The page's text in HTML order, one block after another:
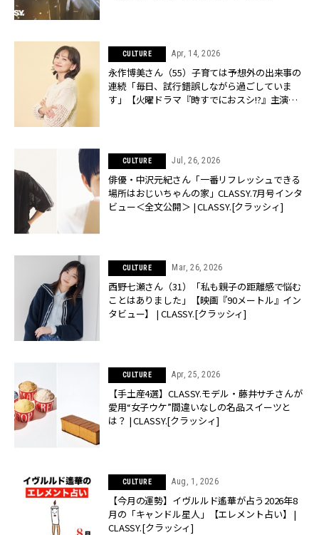
CULTURE Apr, 14, 2026
永作博美さん（55）子育ては予想外の出来事の
連続「毎日、試行錯誤しながら過ごしていま
す」【火曜ドラマ『時すでにおスシ!?』主演】 |
CULTURE Jul, 26, 2026
俳優・中沢元紀さん「一番リフレッシュできる
場所はおじいちゃんの家」CLASSY.7月号インタ
ビュー＜全文公開＞ | CLASSY.[クラッシィ]
CULTURE Mar, 26, 2026
西野七瀬さん（31）「私も親子の距離感で悩む
ことはありました」【映画『90メートル』イン
タビュー】 | CLASSY.[クラッシィ]
CULTURE Apr, 25, 2026
【手土産4選】CLASSY.モデル・藤井サチさんが
愛用“女子ウケ”間違いなしの名品スイーツと
は？ | CLASSY.[クラッシィ]
CULTURE Aug, 1, 2026
【今月の運勢】イヴルルド遙華が占う2026年8
月の「キャンドル星人」【エレメント占い】 |
CLASSY.[クラッシィ]